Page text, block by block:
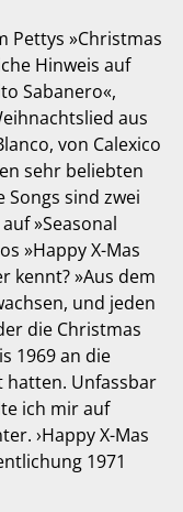
Pettys »Christmas
Hinweis auf
Sabanero«,
aus
von Calexico
sehr beliebten
Songs sind zwei
»Seasonal
»Happy X-Mas
kennt? »Aus dem
und jeden
die Christmas
1969 an die
hatten. Unfassbar
ich mir auf
›Happy X-Mas
1971